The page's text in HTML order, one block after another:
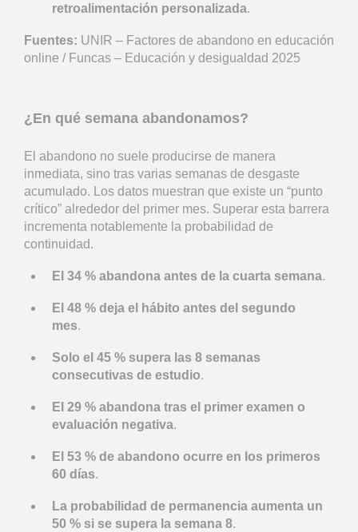
retroalimentación personalizada.
Fuentes: UNIR – Factores de abandono en educación
online / Funcas – Educación y desigualdad 2025
¿En qué semana abandonamos?
El abandono no suele producirse de manera
inmediata, sino tras varias semanas de desgaste
acumulado. Los datos muestran que existe un “punto
crítico” alrededor del primer mes. Superar esta barrera
incrementa notablemente la probabilidad de
continuidad.
El 34 % abandona antes de la cuarta semana.
El 48 % deja el hábito antes del segundo
mes.
Solo el 45 % supera las 8 semanas
consecutivas de estudio.
El 29 % abandona tras el primer examen o
evaluación negativa.
El 53 % de abandono ocurre en los primeros
60 días.
La probabilidad de permanencia aumenta un
50 % si se supera la semana 8.